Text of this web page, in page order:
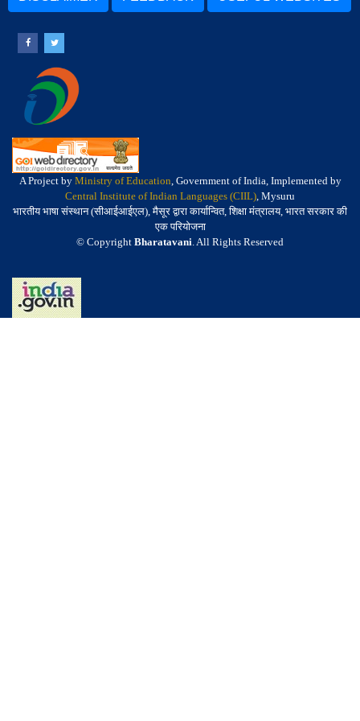
A Project by Ministry of Education, Government of India, Implemented by
Central Institute of Indian Languages (CIIL), Mysuru
भारतीय भाषा संस्थान (सीआईआईएल), मैसूर द्वारा कार्यान्वित, शिक्षा मंत्रालय, भारत सरकार की
एक परियोजना
© Copyright Bharatavani. All Rights Reserved